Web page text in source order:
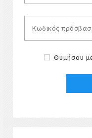
Θυμήσου